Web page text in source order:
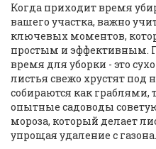
Когда приходит время
вашего участка, важно
ключевых моментов,
простым и эффективным.
время для уборки - это
листья свежо хрустят под
собираются как граблями,
опытные садоводы
мороза, который делает
упрощая удаление с газона.